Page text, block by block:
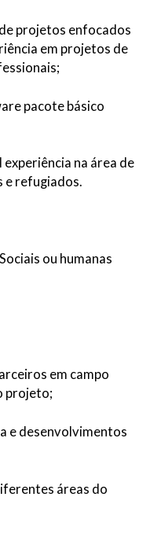
projetos enfocados
em projetos de
pacote básico
na área de
e refugiados.
ou humanas
em campo
projeto;
e desenvolvimentos
áreas do